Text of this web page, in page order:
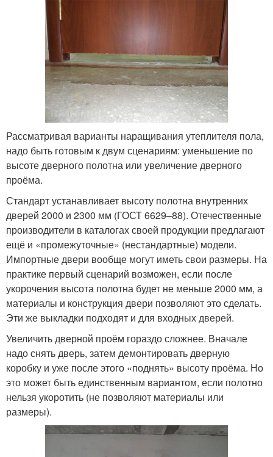
Рассматривая варианты наращивания утеплителя пола,
надо быть готовым к двум сценариям: уменьшение по
высоте дверного полотна или увеличение дверного
проёма.
Стандарт устанавливает высоту полотна внутренних
дверей 2000 и 2300 мм (ГОСТ 6629–88). Отечественные
производители в каталогах своей продукции предлагают
ещё и «промежуточные» (нестандартные) модели.
Импортные двери вообще могут иметь свои размеры. На
практике первый сценарий возможен, если после
укорочения высота полотна будет не меньше 2000 мм, а
материалы и конструкция двери позволяют это сделать.
Эти же выкладки подходят и для входных дверей.
Увеличить дверной проём гораздо сложнее. Вначале
надо снять дверь, затем демонтировать дверную
коробку и уже после этого «поднять» высоту проёма. Но
это может быть единственным вариантом, если полотно
нельзя укоротить (не позволяют материалы или
размеры).